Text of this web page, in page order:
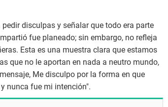
disculpas y señalar que todo era parte
fue planeado; sin embargo, no refleja
Esta es una muestra clara que estamos
que no le aportan en nada a neutro mundo,
Me disculpo por la forma en que
nunca fue mi intención".